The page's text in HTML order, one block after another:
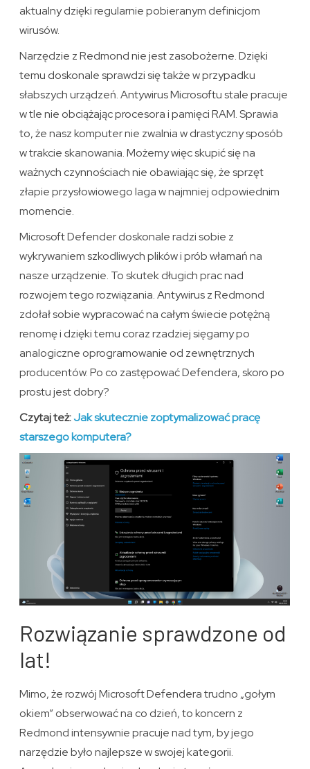
aktualny dzięki regularnie pobieranym definicjom
wirusów.
Narzędzie z Redmond nie jest zasobożerne. Dzięki
temu doskonale sprawdzi się także w przypadku
słabszych urządzeń. Antywirus Microsoftu stale pracuje
w tle nie obciążając procesora i pamięci RAM. Sprawia
to, że nasz komputer nie zwalnia w drastyczny sposób
w trakcie skanowania. Możemy więc skupić się na
ważnych czynnościach nie obawiając się, że sprzęt
złapie przysłowiowego laga w najmniej odpowiednim
momencie.
Microsoft Defender doskonale radzi sobie z
wykrywaniem szkodliwych plików i prób włamań na
nasze urządzenie. To skutek długich prac nad
rozwojem tego rozwiązania. Antywirus z Redmond
zdołał sobie wypracować na całym świecie potężną
renomę i dzięki temu coraz rzadziej sięgamy po
analogiczne oprogramowanie od zewnętrznych
producentów. Po co zastępować Defendera, skoro po
prostu jest dobry?
Czytaj też:Jak skutecznie zoptymalizować pracę
starszego komputera?
Rozwiązanie sprawdzone od
lat!
Mimo, że rozwój Microsoft Defendera trudno „gołym
okiem” obserwować na co dzień, to koncern z
Redmond intensywnie pracuje nad tym, by jego
narzędzie było najlepsze w swojej kategorii.